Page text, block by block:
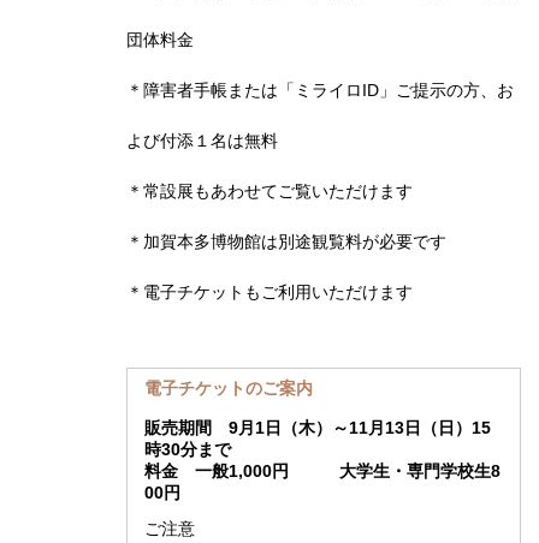
団体料金
＊障害者手帳または「ミライロID」ご提示の方、お
よび付添１名は無料
＊常設展もあわせてご覧いただけます
＊加賀本多博物館は別途観覧料が必要です
＊電子チケットもご利用いただけます
電子チケットのご案内
販売期間 9月1日（木）～11月13日（日）15
時30分まで
料金 一般1,000円
大学生・専門学校生8
00円
ご注意